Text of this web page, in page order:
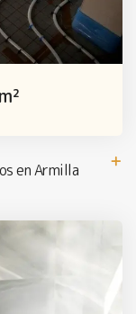
en Armilla